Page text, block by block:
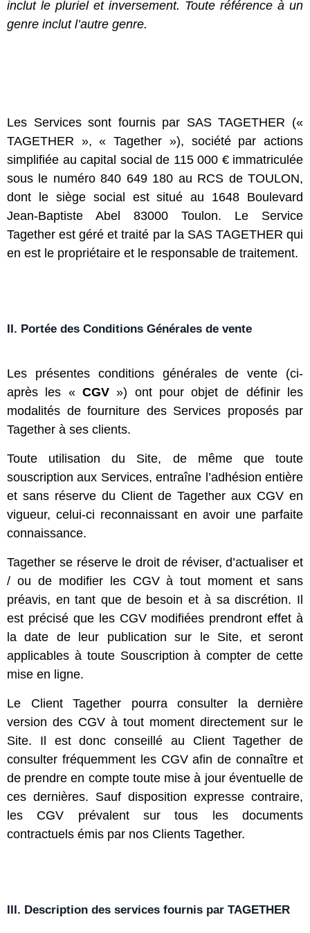
inclut le pluriel et inversement. Toute référence à un
genre inclut l’autre genre.
Les Services sont fournis par SAS TAGETHER («
TAGETHER », « Tagether »), société par actions
simplifiée au capital social de 115 000 € immatriculée
sous le numéro 840 649 180 au RCS de TOULON,
dont le siège social est situé au 1648 Boulevard
Jean-Baptiste Abel 83000 Toulon. Le Service
Tagether est géré et traité par la SAS TAGETHER qui
en est le propriétaire et le responsable de traitement.
II. Portée des Conditions Générales de vente
Les présentes conditions générales de vente (ci-
après les « CGV») ont pour objet de définir les
modalités de fourniture des Services proposés par
Tagether à ses clients.
Toute utilisation du Site, de même que toute
souscription aux Services, entraîne l’adhésion entière
et sans réserve du Client de Tagether aux CGV en
vigueur, celui-ci reconnaissant en avoir une parfaite
connaissance.
Tagether se réserve le droit de réviser, d’actualiser et
/ ou de modifier les CGV à tout moment et sans
préavis, en tant que de besoin et à sa discrétion. Il
est précisé que les CGV modifiées prendront effet à
la date de leur publication sur le Site, et seront
applicables à toute Souscription à compter de cette
mise en ligne.
Le Client Tagether pourra consulter la dernière
version des CGV à tout moment directement sur le
Site. Il est donc conseillé au Client Tagether de
consulter fréquemment les CGV afin de connaître et
de prendre en compte toute mise à jour éventuelle de
ces dernières. Sauf disposition expresse contraire,
les CGV prévalent sur tous les documents
contractuels émis par nos Clients Tagether.
III. Description des services fournis par TAGETHER